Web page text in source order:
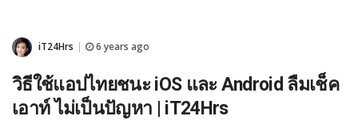
iT24Hrs 6 years ago
วิธีใช้แอปไทยชนะ iOS และ Android ลืมเช็ค
เอาท์ ไม่เป็นปัญหา | iT24Hrs